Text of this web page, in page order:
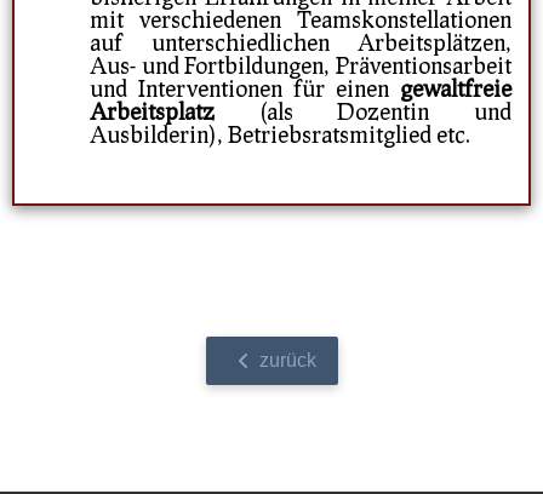
mit verschiedenen Teamskonstellationen
auf unterschiedlichen Arbeitsplätzen,
Aus- und Fortbildungen, Präventionsarbeit
und Interventionen für einen gewaltfreie
Arbeitsplatz (als Dozentin und
Ausbilderin), Betriebsratsmitglied etc.
zurück